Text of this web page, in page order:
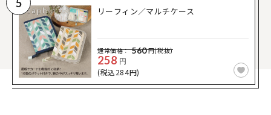
5
リーフィン／マルチケース
通常価格： 560円(税抜)
258 円
(税込284円)